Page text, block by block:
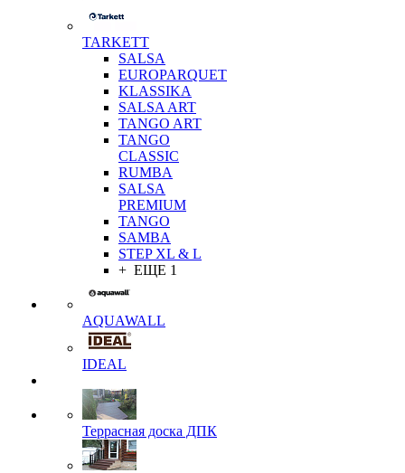
TARKETT
SALSA
EUROPARQUET
KLASSIKA
SALSA ART
TANGO ART
TANGO
CLASSIC
RUMBA
SALSA
PREMIUM
TANGO
SAMBA
STEP XL & L
+ ЕЩЕ 1
AQUAWALL
IDEAL
Террасная доска ДПК